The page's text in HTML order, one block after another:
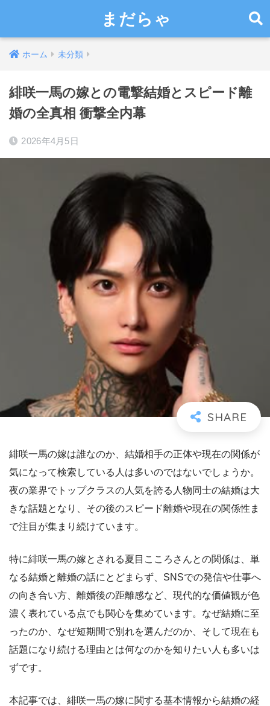
まだらゃ
ホーム 未分類
緋咲一馬の嫁との電撃結婚とスピード離
婚の全真相 衝撃全内幕
2026年4月5日
緋咲一馬の嫁は誰なのか、結婚相手の正体や現在の関係が
気になって検索している人は多いのではないでしょうか。
夜の業界でトップクラスの人気を誇る人物同士の結婚は大
きな話題となり、その後のスピード離婚や現在の関係性ま
で注目が集まり続けています。
特に緋咲一馬の嫁とされる夏目こころさんとの関係は、単
なる結婚と離婚の話にとどまらず、SNSでの発信や仕事へ
の向き合い方、離婚後の距離感など、現代的な価値観が色
濃く表れている点でも関心を集めています。なぜ結婚に至
ったのか、なぜ短期間で別れを選んだのか、そして現在も
話題になり続ける理由とは何なのかを知りたい人も多いは
ずです。
本記事では、緋咲一馬の嫁に関する基本情報から結婚の経